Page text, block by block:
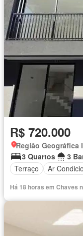
R$ 720.000
3 Quartos
3
Terraço
Ar
Há 18 horas em Chaves